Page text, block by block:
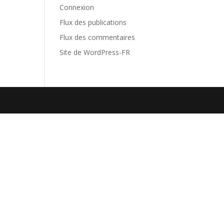
Connexion
Flux des publications
Flux des commentaires
Site de WordPress-FR